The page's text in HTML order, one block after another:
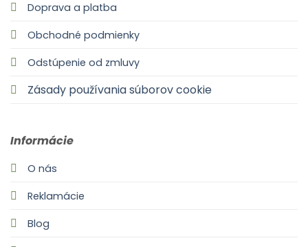
Doprava a platba
Obchodné podmienky
Odstúpenie od zmluvy
Zásady používania súborov cookie
Informácie
O nás
Reklamácie
Blog